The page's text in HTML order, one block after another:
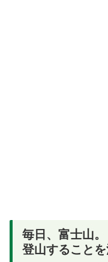
毎日、富士山
登山すること